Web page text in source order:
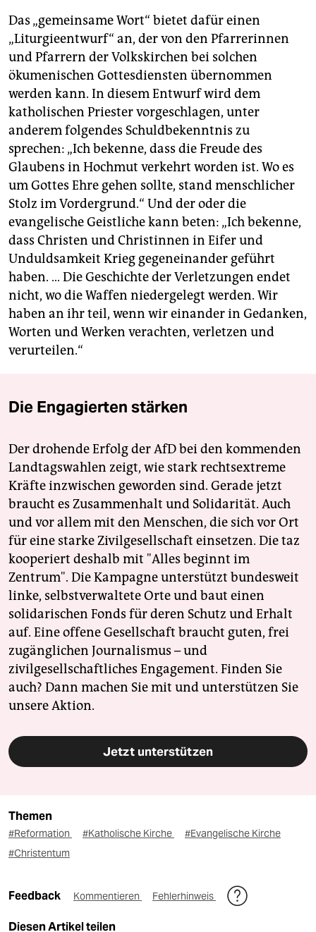
Das „gemeinsame Wort“ bietet dafür einen
„Liturgieentwurf“ an, der von den Pfarrerinnen
und Pfarrern der Volkskirchen bei solchen
ökumenischen Gottesdiensten übernommen
werden kann. In diesem Entwurf wird dem
katholischen Priester vorgeschlagen, unter
anderem folgendes Schuldbekenntnis zu
sprechen: „Ich bekenne, dass die Freude des
Glaubens in Hochmut verkehrt worden ist. Wo es
um Gottes Ehre gehen sollte, stand menschlicher
Stolz im Vordergrund.“ Und der oder die
evangelische Geistliche kann beten: „Ich bekenne,
dass Christen und Christinnen in Eifer und
Unduldsamkeit Krieg gegeneinander geführt
haben. … Die Geschichte der Verletzungen endet
nicht, wo die Waffen niedergelegt werden. Wir
haben an ihr teil, wenn wir einander in Gedanken,
Worten und Werken verachten, verletzen und
verurteilen.“
Die Engagierten stärken
Der drohende Erfolg der AfD bei den kommenden
Landtagswahlen zeigt, wie stark rechtsextreme
Kräfte inzwischen geworden sind. Gerade jetzt
braucht es Zusammenhalt und Solidarität. Auch
und vor allem mit den Menschen, die sich vor Ort
für eine starke Zivilgesellschaft einsetzen. Die taz
kooperiert deshalb mit "Alles beginnt im
Zentrum". Die Kampagne unterstützt bundesweit
linke, selbstverwaltete Orte und baut einen
solidarischen Fonds für deren Schutz und Erhalt
auf. Eine offene Gesellschaft braucht guten, frei
zugänglichen Journalismus – und
zivilgesellschaftliches Engagement. Finden Sie
auch? Dann machen Sie mit und unterstützen Sie
unsere Aktion.
Jetzt unterstützen
Themen
#Reformation #Katholische Kirche
#Evangelische Kirche
#Christentum
Feedback Kommentieren Fehlerhinweis
Diesen Artikel teilen